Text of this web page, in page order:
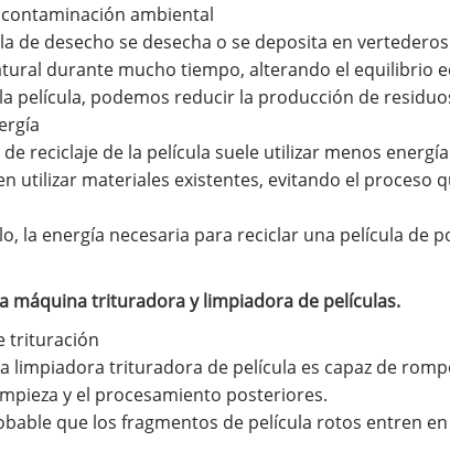
ambiental
de desecho se desecha o se deposita en
durante mucho tiempo, alterando el equilibrio
película, podemos reducir la producción de
reciclaje de la película suele utilizar menos
utilizar materiales existentes, evitando el
la energía necesaria para reciclar una película de
máquina trituradora y limpiadora de películas.
trituración
limpiadora trituradora de película es capaz de
y el procesamiento posteriores.
que los fragmentos de película rotos entren